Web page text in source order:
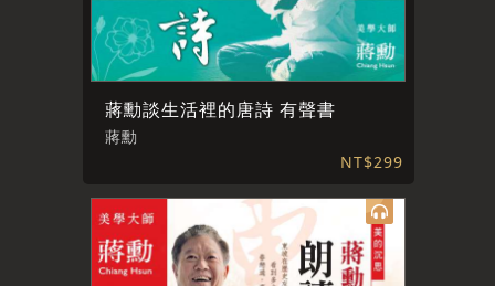
蔣勳談生活裡的唐詩 有聲書
蔣勳
NT$299